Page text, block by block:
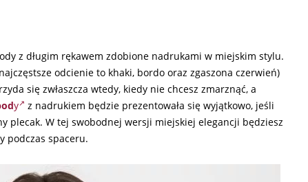
z długim rękawem zdobione nadrukami w miejskim stylu.
odcienie to khaki, bordo oraz zgaszona czerwień)
się zwłaszcza wtedy, kiedy nie chcesz zmarznąć, a
y
z nadrukiem będzie prezentowała się wyjątkowo, jeśli
plecak. W tej swobodnej wersji miejskiej elegancji będziesz
podczas spaceru.